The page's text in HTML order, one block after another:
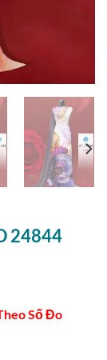
24844
Số Đo